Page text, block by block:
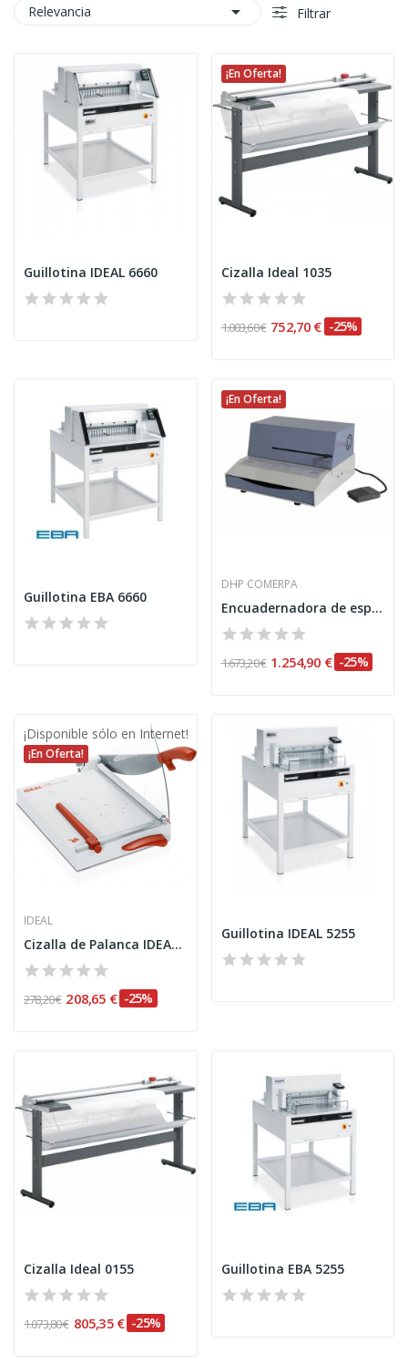
Relevancia  Filtrar
Guillotina IDEAL 6660
¡En Oferta!
Cizalla Ideal 1035
1.003,60 € 752,70 € -25%
Guillotina EBA 6660
¡En Oferta!
DHP COMERPA
Encuadernadora de espiral MG 51E eléctrica
1.673,20 € 1.254,90 € -25%
¡Disponible sólo en Internet!
¡En Oferta!
IDEAL
Cizalla de Palanca IDEAL 1135
278,20 € 208,65 € -25%
Guillotina IDEAL 5255
Cizalla Ideal 0155
1.073,80 € 805,35 € -25%
Guillotina EBA 5255